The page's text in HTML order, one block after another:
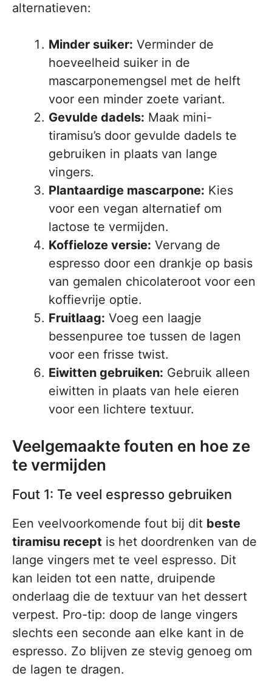
alternatieven:
Minder suiker: Verminder de
hoeveelheid suiker in de
mascarponemengsel met de helft
voor een minder zoete variant.
Gevulde dadels: Maak mini-
tiramisu’s door gevulde dadels te
gebruiken in plaats van lange
vingers.
Plantaardige mascarpone: Kies
voor een vegan alternatief om
lactose te vermijden.
Koffieloze versie: Vervang de
espresso door een drankje op basis
van gemalen chicolateroot voor een
koffievrije optie.
Fruitlaag: Voeg een laagje
bessenpuree toe tussen de lagen
voor een frisse twist.
Eiwitten gebruiken: Gebruik alleen
eiwitten in plaats van hele eieren
voor een lichtere textuur.
Veelgemaakte fouten en hoe ze
te vermijden
Fout 1: Te veel espresso gebruiken
Een veelvoorkomende fout bij dit beste
tiramisu recept is het doordrenken van de
lange vingers met te veel espresso. Dit
kan leiden tot een natte, druipende
onderlaag die de textuur van het dessert
verpest. Pro-tip: doop de lange vingers
slechts een seconde aan elke kant in de
espresso. Zo blijven ze stevig genoeg om
de lagen te dragen.